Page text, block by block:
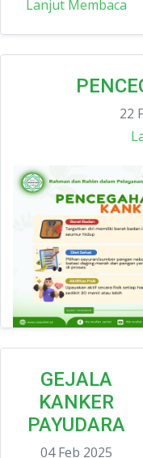
Lanjut Membaca
22
GEJALA
KANKER
PAYUDARA
04 Feb 2025